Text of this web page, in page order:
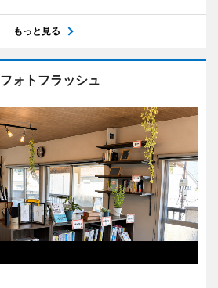
もっと見る
フォトフラッシュ